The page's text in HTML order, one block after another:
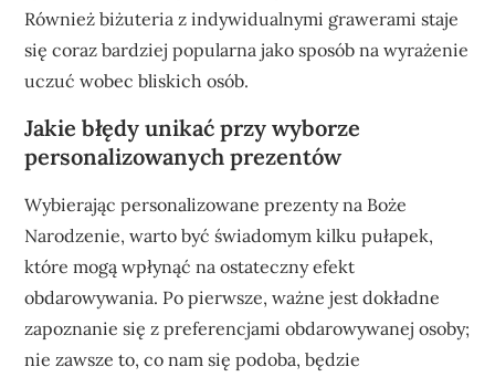
Również biżuteria z indywidualnymi grawerami staje
się coraz bardziej popularna jako sposób na wyrażenie
uczuć wobec bliskich osób.
Jakie błędy unikać przy wyborze
personalizowanych prezentów
Wybierając personalizowane prezenty na Boże
Narodzenie, warto być świadomym kilku pułapek,
które mogą wpłynąć na ostateczny efekt
obdarowywania. Po pierwsze, ważne jest dokładne
zapoznanie się z preferencjami obdarowywanej osoby;
nie zawsze to, co nam się podoba, będzie